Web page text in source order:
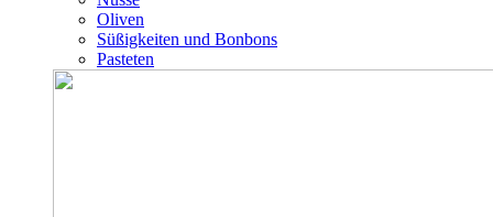
Oliven
Süßigkeiten und Bonbons
Pasteten